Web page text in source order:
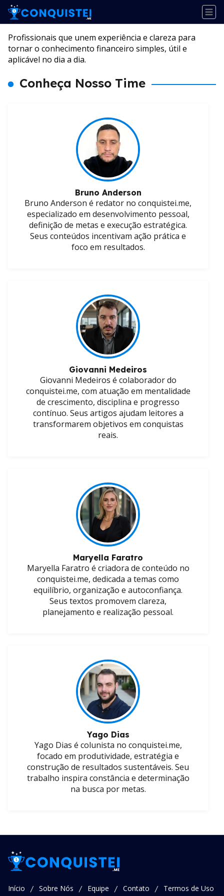
Profissionais que unem experiência e clareza para
tornar o conhecimento financeiro simples, útil e
aplicável no dia a dia.
Conheça Nosso Time
Bruno Anderson
Bruno Anderson é redator no conquistei.me,
especializado em desenvolvimento pessoal,
definição de metas e execução estratégica.
Seus conteúdos incentivam ação prática e
foco em resultados.
Giovanni Medeiros
Giovanni Medeiros é colaborador do
conquistei.me, com atuação em mentalidade
de crescimento, disciplina e progresso
contínuo. Seus artigos ajudam leitores a
transformarem objetivos em conquistas
reais.
Maryella Faratro
Maryella Faratro é criadora de conteúdo no
conquistei.me, dedicada a temas como
equilíbrio, organização e autoconfiança.
Seus textos promovem clareza,
planejamento e realização pessoal.
Yago Dias
Yago Dias é colunista no conquistei.me,
focado em produtividade, estratégia e
construção de resultados sustentáveis. Seu
trabalho inspira constância e determinação
na busca por metas.
Início / Sobre Nós / Equipe / Contato / Termos de Uso